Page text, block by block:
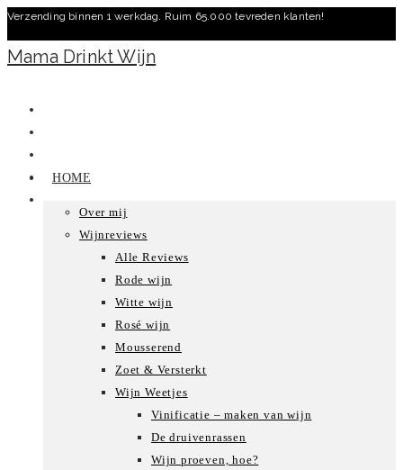
Ga
naar
inhoud
Verzending binnen 1 werkdag. Ruim 65.000 tevreden klanten!
Mama Drinkt Wijn
HOME
Over mij
Wijnreviews
Alle Reviews
Rode wijn
Witte wijn
Rosé wijn
Mousserend
Zoet & Versterkt
Wijn Weetjes
Vinificatie – maken van wijn
De druivenrassen
Wijn proeven, hoe?